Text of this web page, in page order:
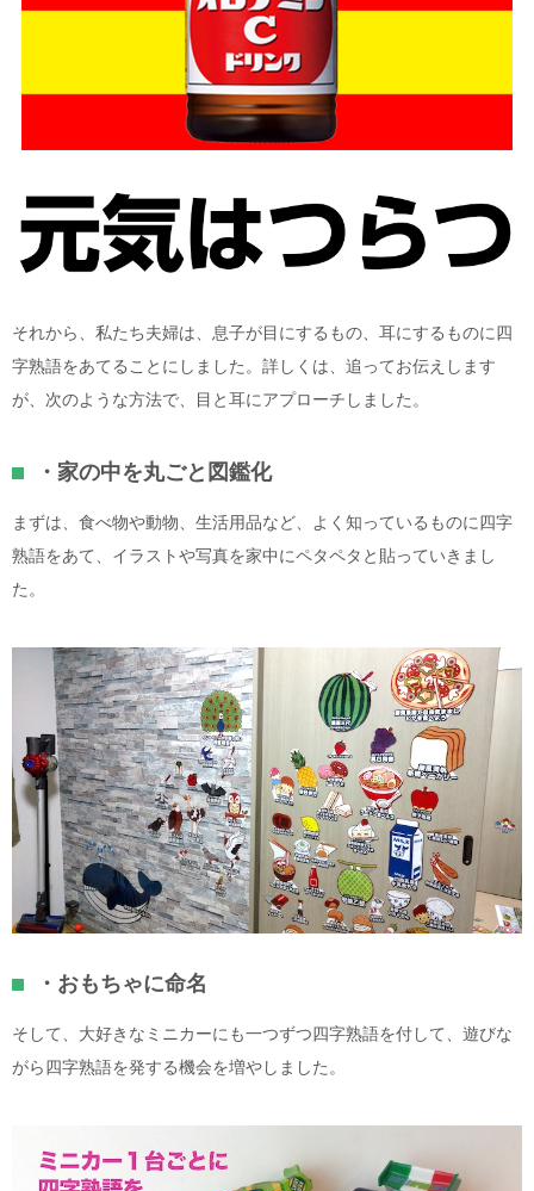
それから、私たち夫婦は、息子が目にするもの、耳にするものに四
字熟語をあてることにしました。詳しくは、追ってお伝えします
が、次のような方法で、目と耳にアプローチしました。
・家の中を丸ごと図鑑化
まずは、食べ物や動物、生活用品など、よく知っているものに四字
熟語をあて、イラストや写真を家中にペタペタと貼っていきまし
た。
・おもちゃに命名
そして、大好きなミニカーにも一つずつ四字熟語を付して、遊びな
がら四字熟語を発する機会を増やしました。